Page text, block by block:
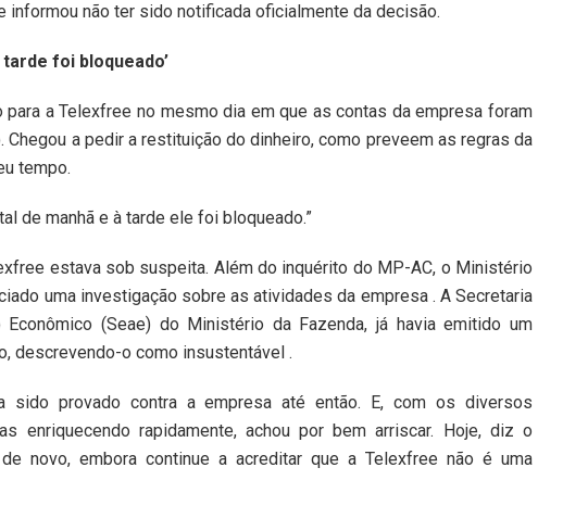
informou não ter sido notificada oficialmente da decisão.
tarde foi bloqueado’
para a Telexfree no mesmo dia em que as contas da empresa foram
Chegou a pedir a restituição do dinheiro, como preveem as regras da
tempo.
de manhã e à tarde ele foi bloqueado.”
estava sob suspeita. Além do inquérito do MP-AC, o Ministério
uma investigação sobre as atividades da empresa . A Secretaria
Econômico (Seae) do Ministério da Fazenda, já havia emitido um
descrevendo-o como insustentável .
sido provado contra a empresa até então. E, com os diversos
enriquecendo rapidamente, achou por bem arriscar. Hoje, diz o
novo, embora continue a acreditar que a Telexfree não é uma